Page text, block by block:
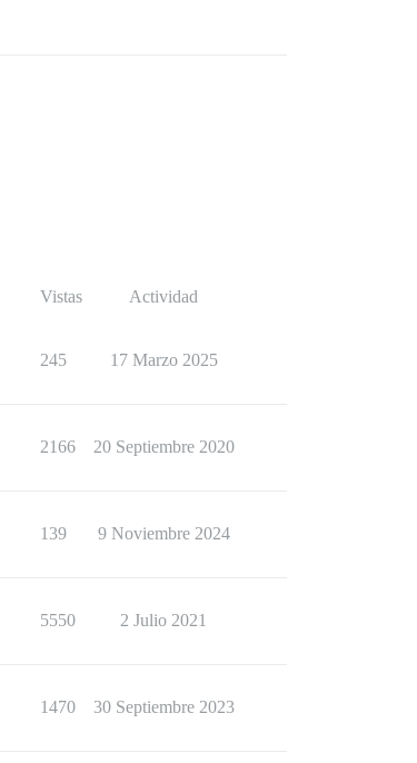
Vistas Actividad
245 17 Marzo 2025
2166 20 Septiembre 2020
139 9 Noviembre 2024
5550 2 Julio 2021
1470 30 Septiembre 2023